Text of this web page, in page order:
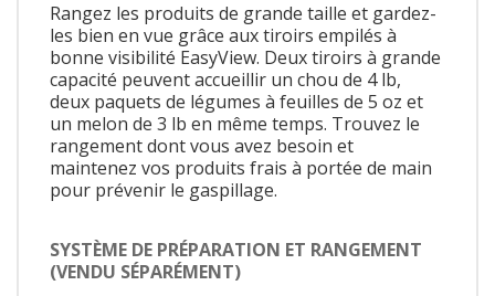
Rangez les produits de grande taille et gardez-
les bien en vue grâce aux tiroirs empilés à
bonne visibilité EasyView. Deux tiroirs à grande
capacité peuvent accueillir un chou de 4 lb,
deux paquets de légumes à feuilles de 5 oz et
un melon de 3 lb en même temps. Trouvez le
rangement dont vous avez besoin et
maintenez vos produits frais à portée de main
pour prévenir le gaspillage.
SYSTÈME DE PRÉPARATION ET RANGEMENT
(VENDU SÉPARÉMENT)